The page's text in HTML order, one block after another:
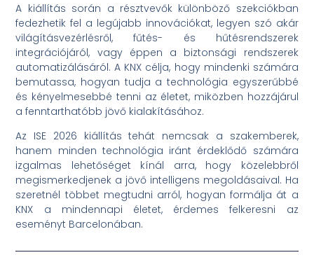
A kiállítás során a résztvevők különböző szekciókban
fedezhetik fel a legújabb innovációkat, legyen szó akár
világításvezérlésről, fűtés- és hűtésrendszerek
integrációjáról, vagy éppen a biztonsági rendszerek
automatizálásáról. A KNX célja, hogy mindenki számára
bemutassa, hogyan tudja a technológia egyszerűbbé
és kényelmesebbé tenni az életet, miközben hozzájárul
a fenntarthatóbb jövő kialakításához.
Az ISE 2026 kiállítás tehát nemcsak a szakemberek,
hanem minden technológia iránt érdeklődő számára
izgalmas lehetőséget kínál arra, hogy közelebbről
megismerkedjenek a jövő intelligens megoldásaival. Ha
szeretnél többet megtudni arról, hogyan formálja át a
KNX a mindennapi életet, érdemes felkeresni az
eseményt Barcelonában.